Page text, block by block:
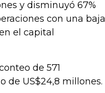
y disminuyó 67%
con una baja
el capital
de 571
de US$24,8 millones.